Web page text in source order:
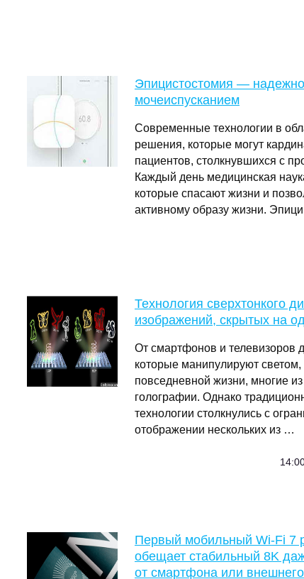
Эпицистостомия —
мочеиспусканием
Современные технологии в
решения, которые могут
пациентов, столкнувшихся с
Каждый день медицинская
которые спасают жизни и
активному образу жизни.
Технология сверхтонкого
изображений, скрытых на
От смартфонов и телевизоров
которые манипулируют
повседневной жизни, многие
голографии. Однако
технологии столкнулись с
отображении нескольких из …
Первый мобильный Wi-Fi 7
обещает стабильный 8K
от смартфона или